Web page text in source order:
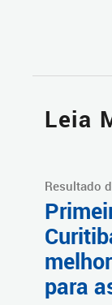
Leia
Resultado
para